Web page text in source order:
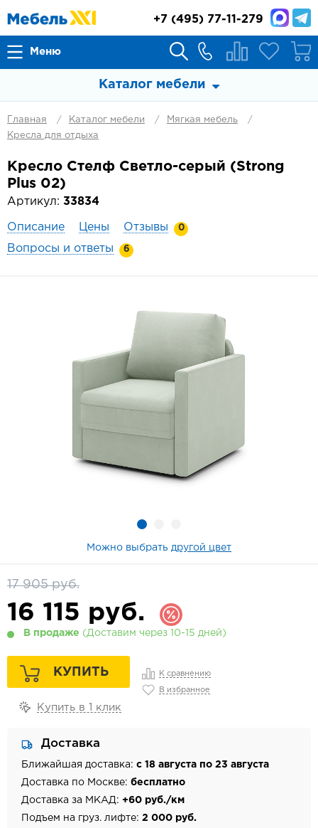
Меню
+7 (495) 77-11-279
Каталог мебели
Главная Каталог мебели
Мягкая мебель
Кресла для отдыха
Кресло Стелф Светло-серый (Strong
Plus 02)
Артикул: 33834
Описание Цены Отзывы 0
Вопросы и ответы 6
Можно выбрать другой цвет
17 905 руб.
16 115 руб.
В продаже (Доставим через 10-15 дней)
КУПИТЬ К сравнению
В избранное
Купить в 1 клик
Доставка
Ближайшая доставка: с 18 августа по 23 августа
Доставка по Москве: бесплатно
Доставка за МКАД: +60 руб./км
Подъем на груз. лифте: 2 000 руб.